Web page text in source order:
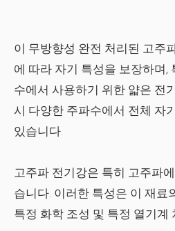
이 무방향성 완전 처리된 고주
에 따라 자기 특성을 보장하며,
수에서 사용하기 위한 얇은 전
시 다양한 주파수에서 전체 자
있습니다.
고주파 전기강은 특히 고주파
습니다. 이러한 특성은 이 재료
특정 화학 조성 및 특정 열기계